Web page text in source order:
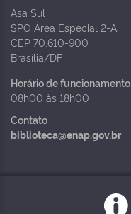
Asa Sul
SPO Área Especial 2-A
CEP 70.610-900
Brasília/DF
Horário de funcionamento
08h00 às 18h00
Contato
biblioteca@enap.gov.br